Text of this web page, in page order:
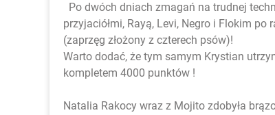
Po dwóch dniach zmagań na trudnej
przyjaciółmi, Rayą, Levi, Negro i Flokim po
(zaprzęg złożony z czterech psów)!
Warto dodać, że tym samym Krystian
kompletem 4000 punktów !
Natalia Rakocy wraz z Mojito zdobyła